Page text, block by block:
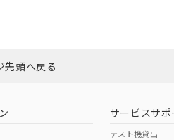
（アメリカ
先頭へ戻る
サービスサポ
テスト機貸出